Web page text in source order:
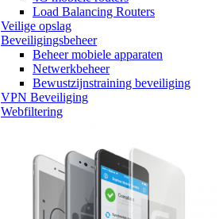
Load Balancing Routers
Veilige opslag
Beveiligingsbeheer
Beheer mobiele apparaten
Netwerkbeheer
Bewustzijnstraining beveiliging
VPN Beveiliging
Webfiltering